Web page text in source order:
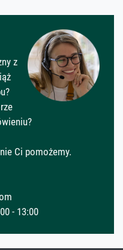
z
Ci pomożemy.
- 13:00